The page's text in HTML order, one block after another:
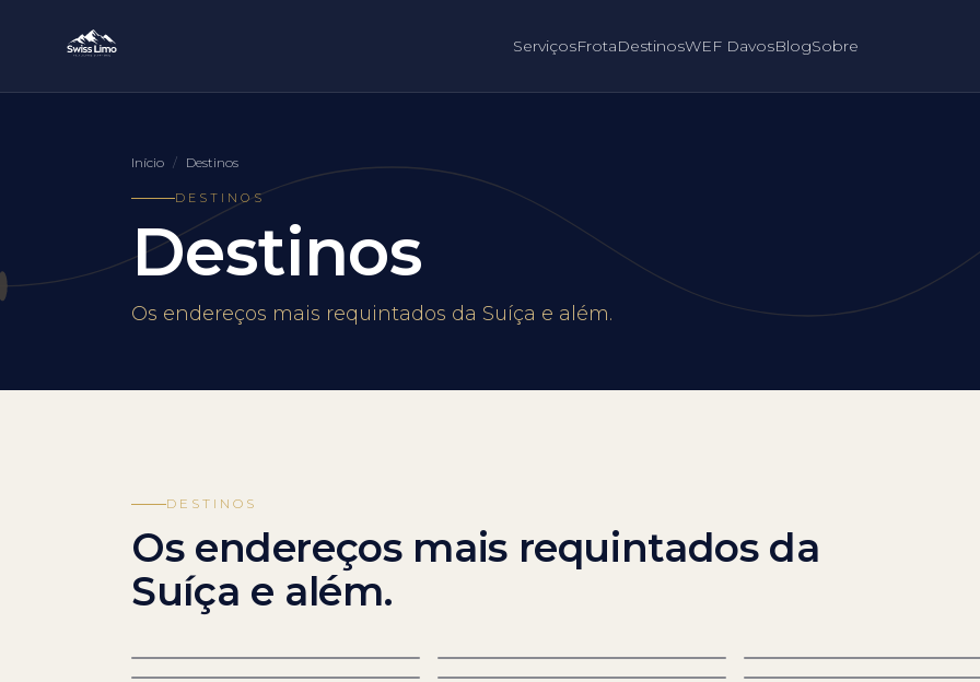
ServiçosFrotaDestinosWEF DavosBlogSobre
Início / Destinos
DESTINOS
Destinos
Os endereços mais requintados da Suíça e além.
DESTINOS
Os endereços mais requintados da
Suíça e além.
Genebra